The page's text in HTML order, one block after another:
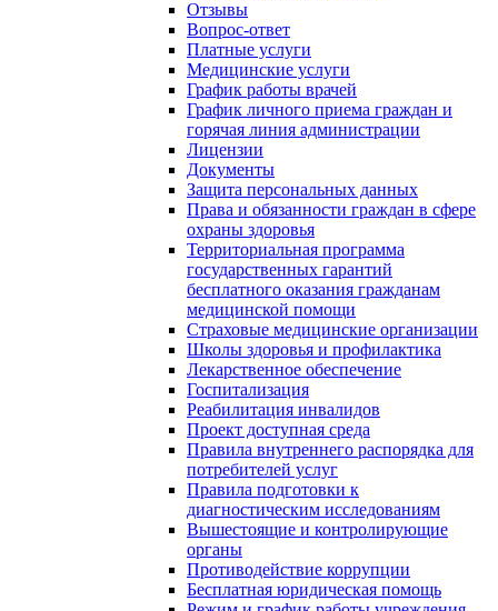
Отзывы
Вопрос-ответ
Платные услуги
Медицинские услуги
График работы врачей
График личного приема граждан и
горячая линия администрации
Лицензии
Документы
Защита персональных данных
Права и обязанности граждан в сфере
охраны здоровья
Территориальная программа
государственных гарантий
бесплатного оказания гражданам
медицинской помощи
Страховые медицинские организации
Школы здоровья и профилактика
Лекарственное обеспечение
Госпитализация
Реабилитация инвалидов
Проект доступная среда
Правила внутреннего распорядка для
потребителей услуг
Правила подготовки к
диагностическим исследованиям
Вышестоящие и контролирующие
органы
Противодействие коррупции
Бесплатная юридическая помощь